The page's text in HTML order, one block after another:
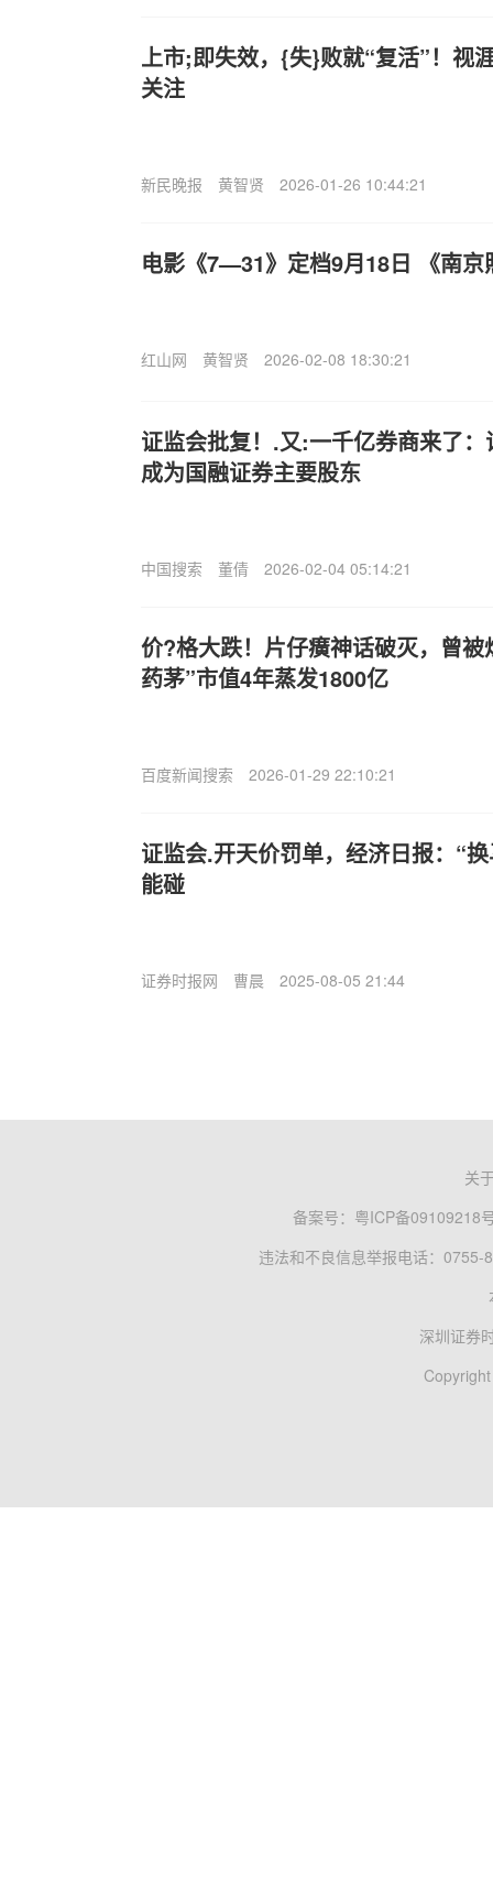
上市;即失效，{失}败就“复活”！视
关注
新民晚报 黄智贤 2026-01-26 10:44:21
电影《7—31》定档9月18日 《南京
红山网 黄智贤 2026-02-08 18:30:21
证监会批复！.又:一千亿券商来了
成为国融证券主要股东
中国搜索 董倩 2026-02-04 05:14:21
价?格大跌！片仔癀神话破灭，曾
药茅”市值4年蒸发1800亿
百度新闻搜索 2026-01-29 22:10:21
证监会.开天价罚单，经济日报：“
能碰
证券时报网 曹晨 2025-08-05 21:44
关
备案号： 粤ICP备09109218
违法和不良信息举报电话：0755-
深圳证券